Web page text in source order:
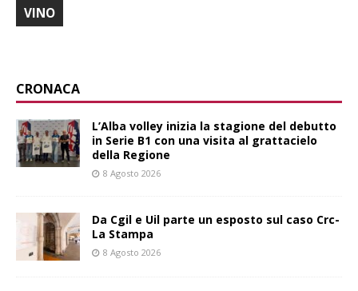
VINO
CRONACA
L’Alba volley inizia la stagione del debutto
in Serie B1 con una visita al grattacielo
della Regione
8 Agosto 2026
Da Cgil e Uil parte un esposto sul caso Crc-
La Stampa
8 Agosto 2026